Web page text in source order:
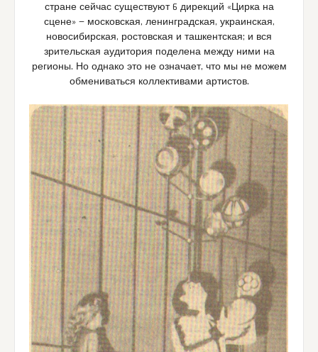
стране сейчас существуют 6 дирекций «Цирка на
сцене» — московская, ленинградская, украинская,
новосибирская, ростовская и ташкентская; и вся
зрительская аудитория поделена между ними на
регионы. Но однако это не означает, что мы не можем
обмениваться коллективами артистов.